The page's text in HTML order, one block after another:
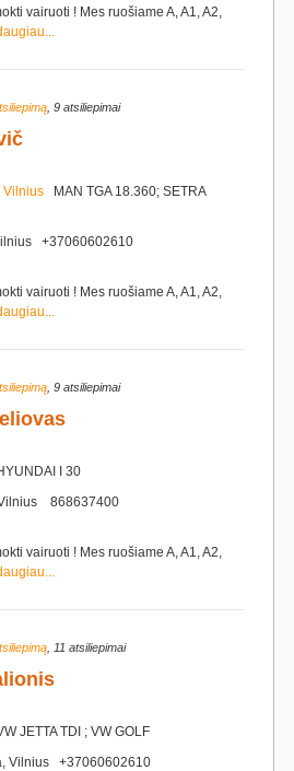
vairuoti ! Mes ruošiame A, A1, A2,
, 9 atsiliepimai
Vilnius MAN TGA 18.360; SETRA
+37060602610
vairuoti ! Mes ruošiame A, A1, A2,
, 9 atsiliepimai
I 30
868637400
vairuoti ! Mes ruošiame A, A1, A2,
, 11 atsiliepimai
JETTA TDI ; VW GOLF
Vilnius +37060602610